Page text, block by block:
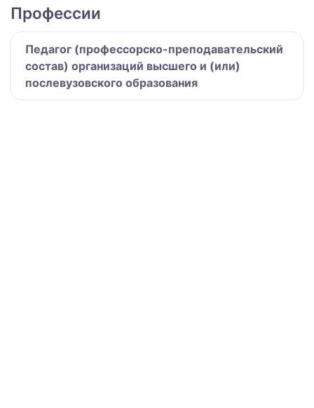
Профессии
Педагог (профессорско-преподавательский
состав) организаций высшего и (или)
послевузовского образования